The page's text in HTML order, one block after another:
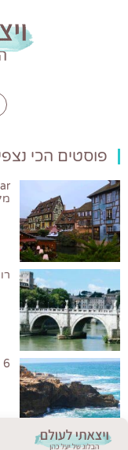
פוסטים הכי
רומא
6 דברים שאפשר לעשות בראש הנקרה